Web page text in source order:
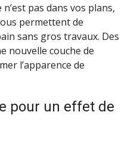
pas dans vos plans,
permettent de
sans gros travaux. Des
nouvelle couche de
l’apparence de
pour un effet de